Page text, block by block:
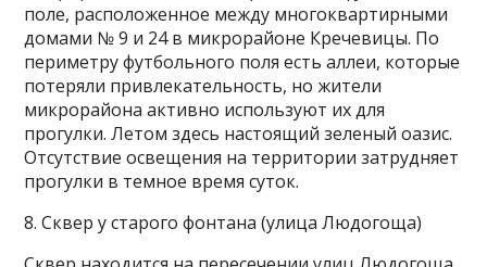
поле, расположенное между многоквартирными
домами № 9 и 24 в микрорайоне Кречевицы. По
периметру футбольного поля есть аллеи, которые
потеряли привлекательность, но жители
микрорайона активно используют их для
прогулки. Летом здесь настоящий зеленый оазис.
Отсутствие освещения на территории затрудняет
прогулки в темное время суток.
8. Сквер у старого фонтана (улица Людогоща)